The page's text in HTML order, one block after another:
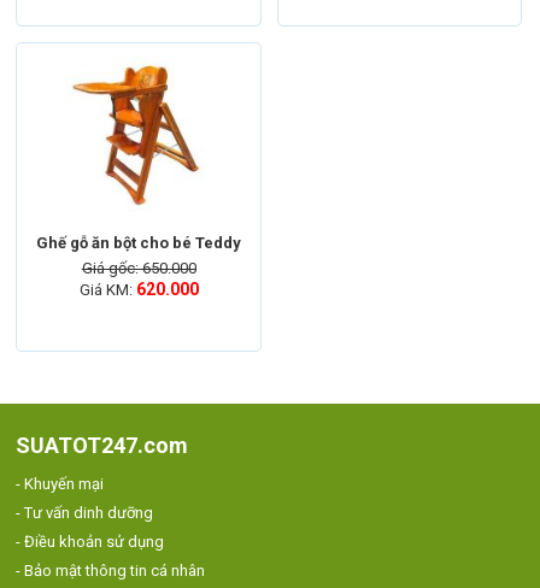
Ghế gỗ ăn bột cho bé Teddy
Giá gốc: 650.000
Giá KM: 620.000
SUATOT247.com
- Khuyến mại
- Tư vấn dinh dưỡng
- Điều khoản sử dụng
- Bảo mật thông tin cá nhân